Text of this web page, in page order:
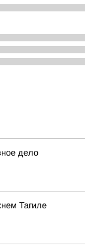
дело
Тагиле